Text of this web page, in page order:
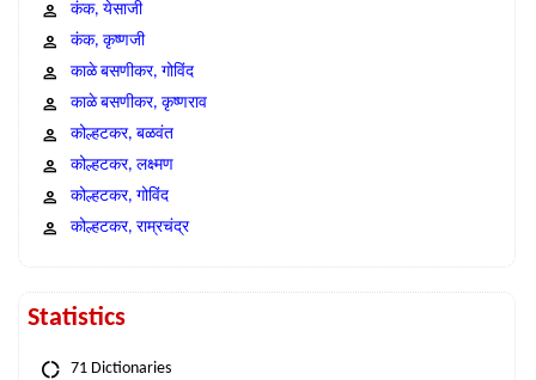
कंक, येसाजी
कंक, कृष्णजी
काळे बसणीकर, गोविंद
काळे बसणीकर, कृष्णराव
कोल्हटकर, बळवंत
कोल्हटकर, लक्ष्मण
कोल्हटकर, गोविंद
कोल्हटकर, राम्रचंद्र
Statistics
71 Dictionaries